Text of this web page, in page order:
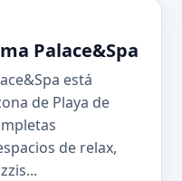
Palace&Spa
está
de Playa de
de relax,